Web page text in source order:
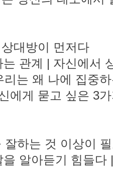
대방이 먼저다
관계 | 자신에서
리는 왜 나에 집중
에게 묻고 싶은 3
잘하는 것 이상이
알아듣기 힘들